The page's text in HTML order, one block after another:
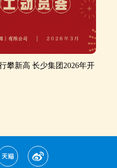
攀新高 长少集团2026年开